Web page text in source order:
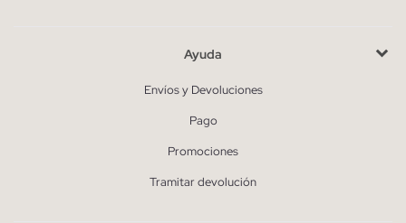
Ayuda
Envíos y Devoluciones
Pago
Promociones
Tramitar devolución